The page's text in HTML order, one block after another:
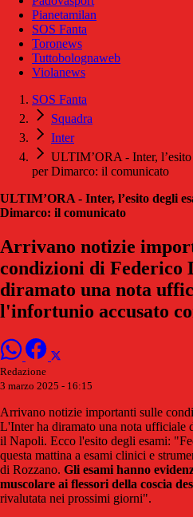
Pianetamilan
SOS Fanta
Toronews
Tuttobolognaweb
Violanews
SOS Fanta
Squadra
Inter
ULTIM’ORA - Inter,
per Dimarco: il comunicato
ULTIM’ORA - Inter, l’esito degli
Dimarco: il comunicato
Arrivano notizie
condizioni di
diramato una nota
l'infortunio accusato
Redazione
3 marzo 2025 - 16:15
Arrivano notizie importanti sulle
L'Inter ha diramato una nota ufficiale
il Napoli. Ecco l'esito degli esami:
questa mattina a esami clinici e
di Rozzano. Gli esami hanno
muscolare ai flessori della coscia
rivalutata nei prossimi giorni".